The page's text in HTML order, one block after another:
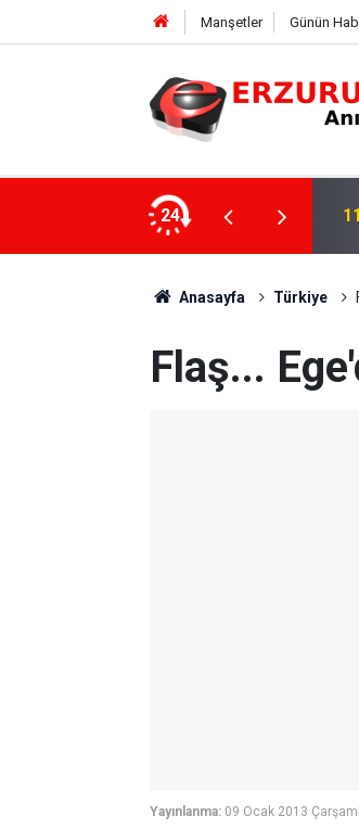
Manşetler Günün
24
Anasayfa Türkiye
Flaş...
Yayınlanma: 09 Ocak 2013